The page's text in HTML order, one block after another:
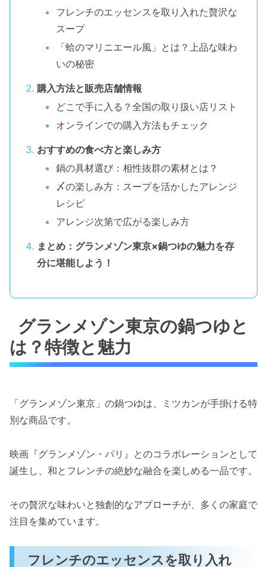
フレンチのエッセンスを取り入れた贅沢な
スープ
「蛤のマリニエール風」とは？上品な味わ
いの秘密
購入方法と販売店舗情報
どこで手に入る？全国の取り扱い店リスト
オンラインでの購入方法もチェック
おすすめの食べ方と楽しみ方
鍋の具材選び：相性抜群の素材とは？
〆の楽しみ方：スープを活かしたアレンジ
レシピ
アレンジ次第で広がる楽しみ方
まとめ：グランメゾン東京×鍋つゆの魅力を存
分に堪能しよう！
グランメゾン東京の鍋つゆと
は？特徴と魅力
「グランメゾン東京」の鍋つゆは、ミツカンが手掛ける特
別な商品です。
映画『グランメゾン・パリ』とのコラボレーションとして
誕生し、和とフレンチの絶妙な融合を楽しめる一品です。
その贅沢な味わいと独創的なアプローチが、多くの家庭で
注目を集めています。
フレンチのエッセンスを取り入れ